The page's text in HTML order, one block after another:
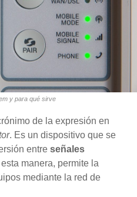
y para qué sirve
de la expresión en
. Es un dispositivo que se
entre señales
manera, permite la
mediante la red de